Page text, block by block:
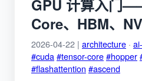
GPU 计算入门
Core、HBM、
2026-04-22 | architecture ·
#cuda#tensor-core#hopper
#flashattention #ascend